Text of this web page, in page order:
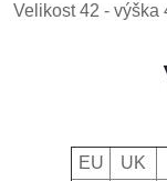
Velikost 42 - výška
EU UK